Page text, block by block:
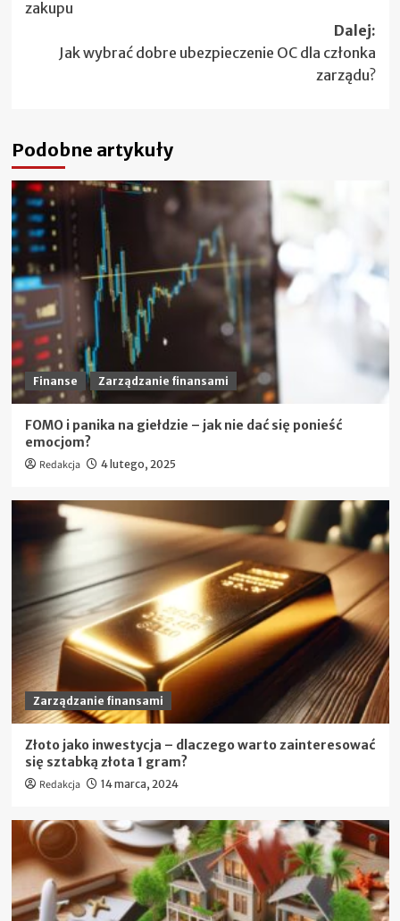
zakupu
Dalej:
Jak wybrać dobre ubezpieczenie OC dla członka
zarządu?
Podobne artykuły
Finanse Zarządzanie finansami
FOMO i panika na giełdzie – jak nie dać się ponieść
emocjom?
Redakcja 4 lutego, 2025
Zarządzanie finansami
Złoto jako inwestycja – dlaczego warto zainteresować
się sztabką złota 1 gram?
Redakcja 14 marca, 2024